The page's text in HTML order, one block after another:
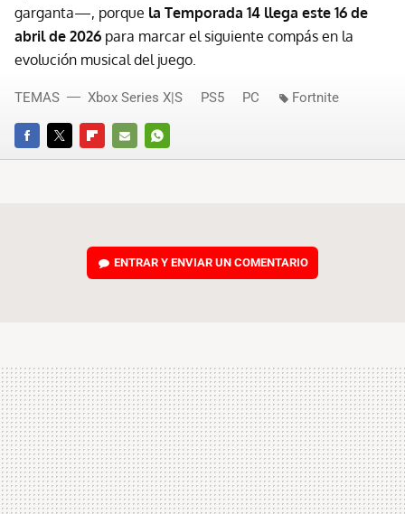
garganta—, porque la Temporada 14 llega este 16 de
abril de 2026 para marcar el siguiente compás en la
evolución musical del juego.
FACEBOOKTWITTERFLIPBOARD
E-
WHATSAPP
TEMAS Xbox Series X|S PS5 PC Fortnite
ENTRAR Y ENVIAR UN COMENTARIO